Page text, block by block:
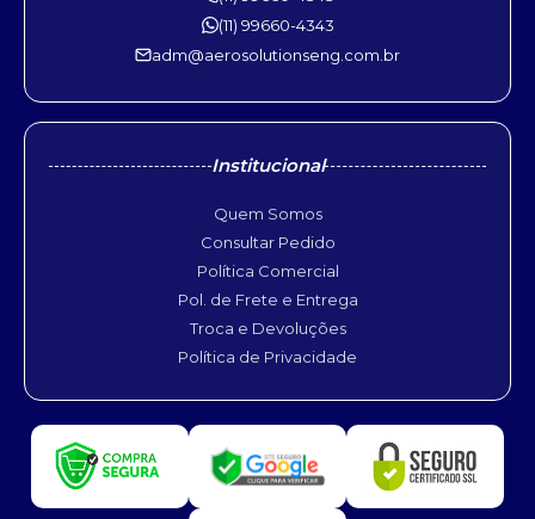
(11) 99660-4343
adm@aerosolutionseng.com.br
Institucional
Quem Somos
Consultar Pedido
Política Comercial
Pol. de Frete e Entrega
Troca e Devoluções
Política de Privacidade